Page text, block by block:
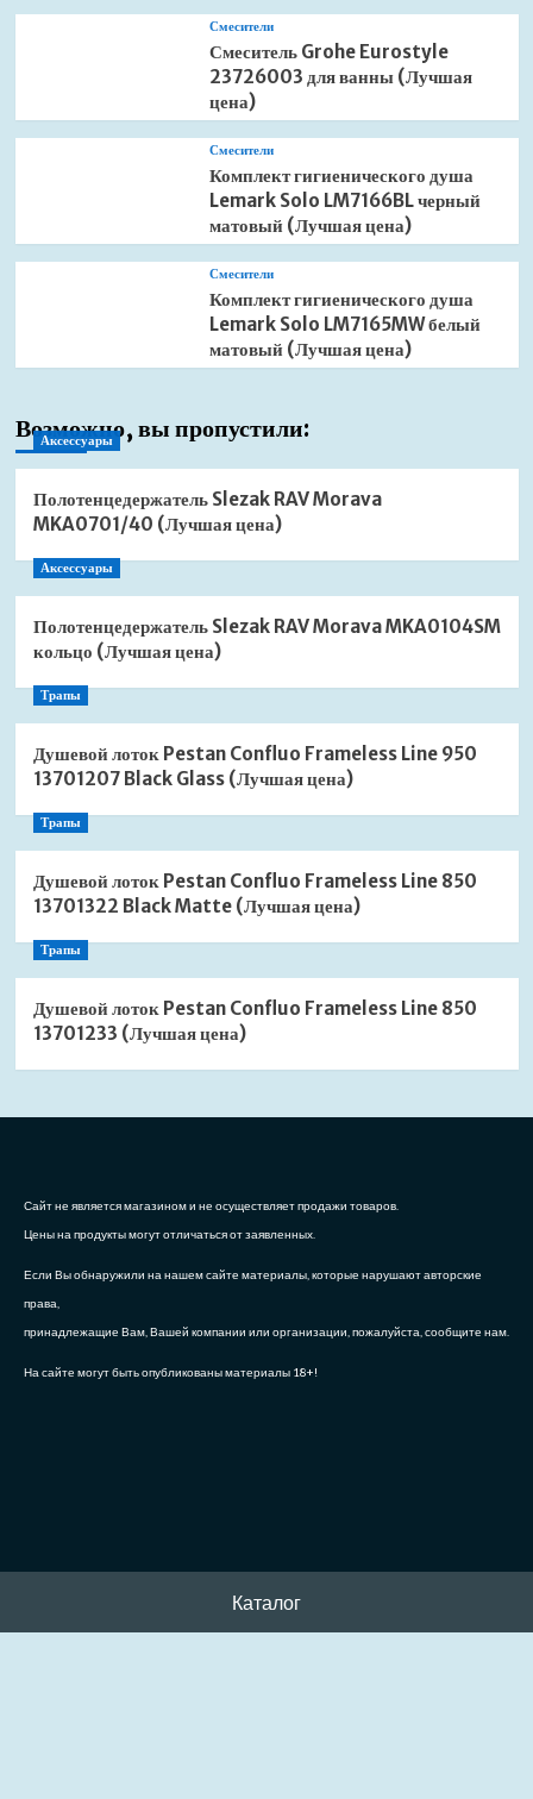
Смесители
Смеситель Grohe Eurostyle
23726003 для ванны (Лучшая
цена)
Смесители
Комплект гигиенического душа
Lemark Solo LM7166BL черный
матовый (Лучшая цена)
Смесители
Комплект гигиенического душа
Lemark Solo LM7165MW белый
матовый (Лучшая цена)
Возможно, вы пропустили:
Аксессуары
Полотенцедержатель Slezak RAV Morava
MKA0701/40 (Лучшая цена)
Аксессуары
Полотенцедержатель Slezak RAV Morava MKA0104SM
кольцо (Лучшая цена)
Трапы
Душевой лоток Pestan Confluo Frameless Line 950
13701207 Black Glass (Лучшая цена)
Трапы
Душевой лоток Pestan Confluo Frameless Line 850
13701322 Black Matte (Лучшая цена)
Трапы
Душевой лоток Pestan Confluo Frameless Line 850
13701233 (Лучшая цена)
Сайт не является магазином и не осуществляет продажи товаров.
Цены на продукты могут отличаться от заявленных.
Если Вы обнаружили на нашем сайте материалы, которые нарушают авторские
права,
принадлежащие Вам, Вашей компании или организации, пожалуйста, сообщите нам.
На сайте могут быть опубликованы материалы 18+!
Каталог